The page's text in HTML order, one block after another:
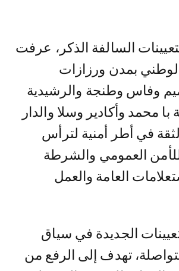
السالفة الذكر، عرفت
بمدن ورزازات
وفاس وطنجة والرشيدية
محمد وأكادير وسلا والدار
في أطر أمنية لترأس
العمومي والشرطة
العامة والعمل
الجديدة في سياق
تهدف إلى الرفع من